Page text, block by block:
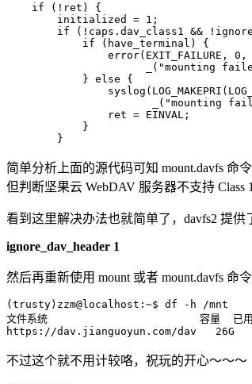
    if (!ret) {
        initialized = 1;
if (!caps.dav_class1 &&
            if (have_terminal) {
                error(EXIT_FAILURE, 0,
_("mounting
            } else {
_("mounting
                ret = EINVAL;
            }
简单分析上面的源代码可知 mount.davfs 命
但判断坚果云 WebDAV 服务器不支持 Class
看到这里解决办法也就简单了，davfs2 提
ignore_dav_header 1
然后再重新使用 mount 或者 mount.davfs
(trusty)zzm@localhost:~$ df -h /mnt
文件系统                        容量  已用
不过这个就不用计较咯，祝玩的开心～～～